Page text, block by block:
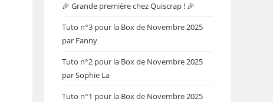
🎉 Grande première chez Quiscrap ! 🎉
Tuto n°3 pour la Box de Novembre 2025
par Fanny
Tuto n°2 pour la Box de Novembre 2025
par Sophie La
Tuto n°1 pour la Box de Novembre 2025